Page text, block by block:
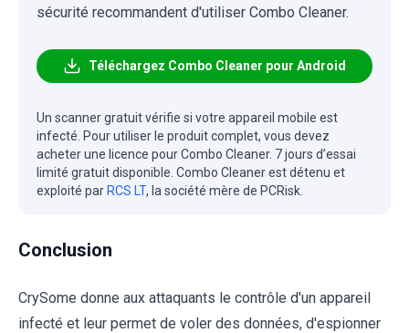
sécurité recommandent d'utiliser Combo Cleaner.
Téléchargez Combo Cleaner pour Android
Un scanner gratuit vérifie si votre appareil mobile est
infecté. Pour utiliser le produit complet, vous devez
acheter une licence pour Combo Cleaner. 7 jours d’essai
limité gratuit disponible. Combo Cleaner est détenu et
exploité parRCS LT, la société mère de PCRisk.
Conclusion
CrySome donne aux attaquants le contrôle d'un appareil
infecté et leur permet de voler des données, d'espionner